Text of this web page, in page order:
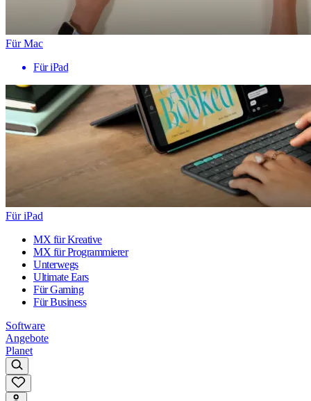
Für Mac
Für iPad
Für iPad
MX für Kreative
MX für Programmierer
Unterwegs
Ultimate Ears
Für Gaming
Für Business
Software
Angebote
Planet